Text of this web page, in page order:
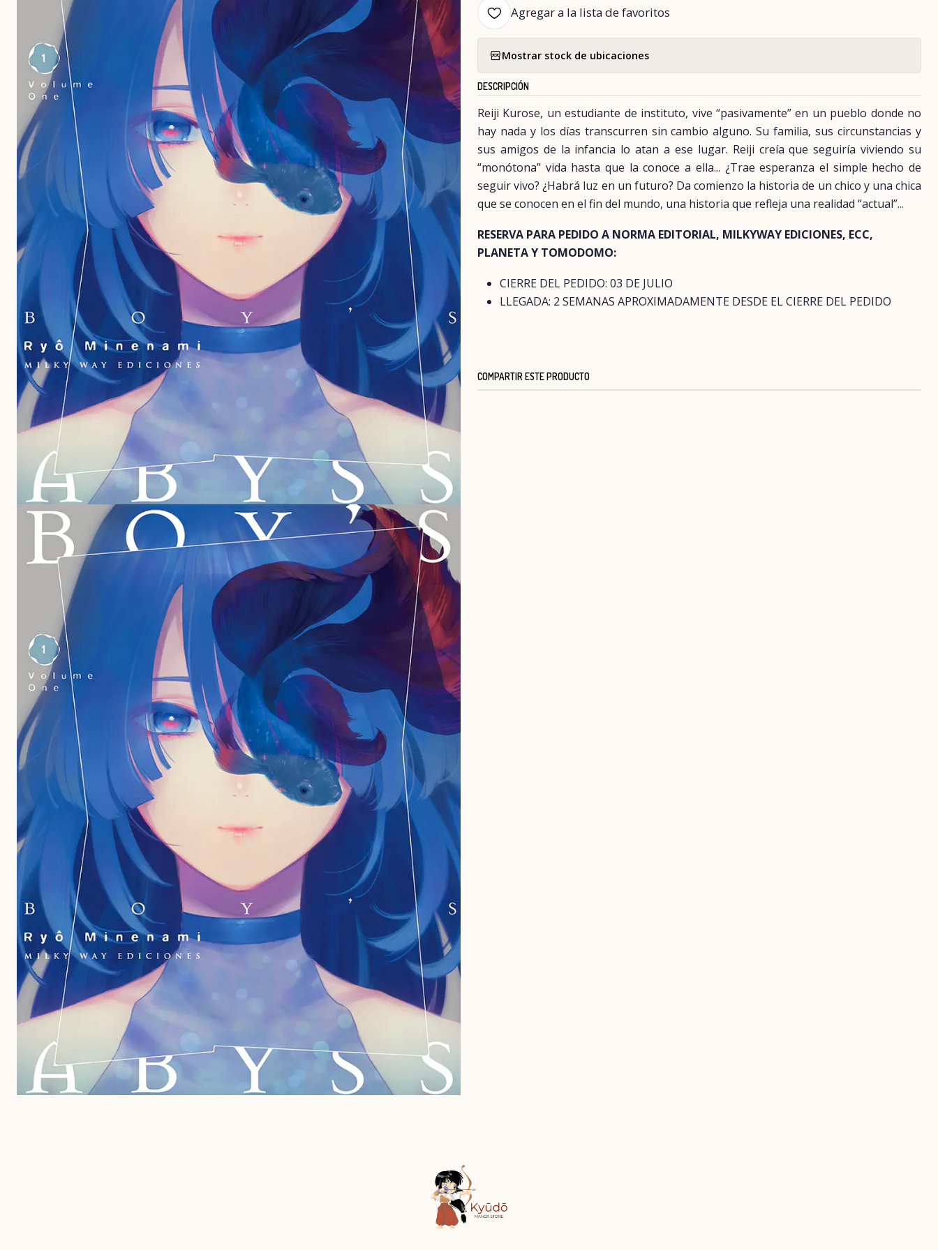
Agregar a la lista de favoritos
Mostrar stock de ubicaciones
DESCRIPCIÓN
Reiji Kurose, un estudiante de instituto, vive “pasivamente” en un pueblo donde no
hay nada y los días transcurren sin cambio alguno. Su familia, sus circunstancias y
sus amigos de la infancia lo atan a ese lugar. Reiji creía que seguiría viviendo su
“monótona” vida hasta que la conoce a ella... ¿Trae esperanza el simple hecho de
seguir vivo? ¿Habrá luz en un futuro? Da comienzo la historia de un chico y una chica
que se conocen en el fin del mundo, una historia que refleja una realidad “actual”...
RESERVA PARA PEDIDO A NORMA EDITORIAL, MILKYWAY EDICIONES, ECC,
PLANETA Y TOMODOMO:
CIERRE DEL PEDIDO: 03 DE JULIO
LLEGADA: 2 SEMANAS APROXIMADAMENTE DESDE EL CIERRE DEL PEDIDO
COMPARTIR ESTE PRODUCTO